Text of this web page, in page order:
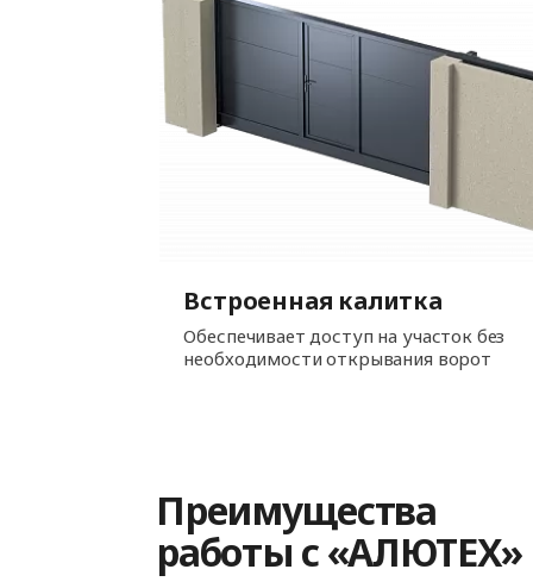
Встроенная калитка
Обеспечивает доступ на участок без
необходимости открывания ворот
Преимущества
работы с «АЛЮТЕХ»